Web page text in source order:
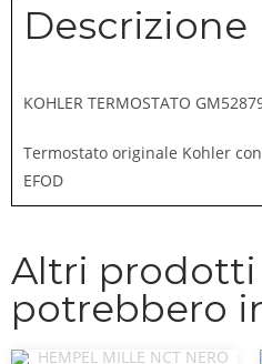
Descrizione
KOHLER TERMOSTATO
Termostato originale Kohler con
EFOD
Altri prodotti
potrebbero